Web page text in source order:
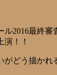
ル2016最終
演！！
がどう描かれ